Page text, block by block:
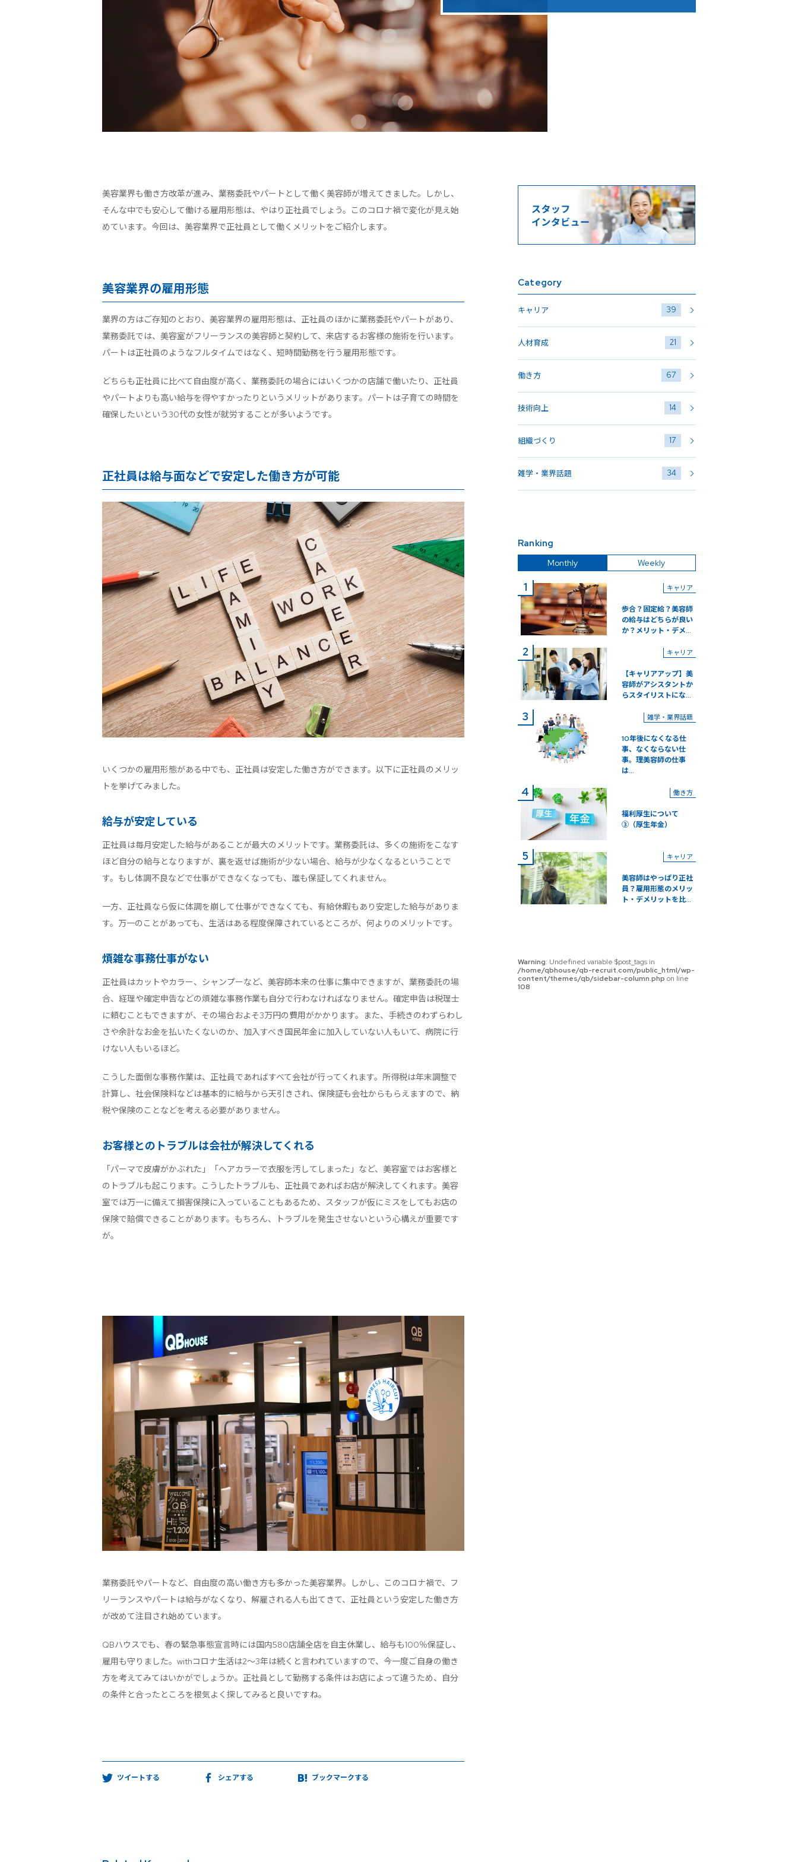
美容業界も働き方改革が進み、業務委託やパートとして働く美容師が増えてきました。しかし、
そんな中でも安心して働ける雇用形態は、やはり正社員でしょう。このコロナ禍で変化が見え始
めています。今回は、美容業界で正社員として働くメリットをご紹介します。
美容業界の雇用形態
業界の方はご存知のとおり、美容業界の雇用形態は、正社員のほかに業務委託やパートがあり、
業務委託では、美容室がフリーランスの美容師と契約して、来店するお客様の施術を行います。
パートは正社員のようなフルタイムではなく、短時間勤務を行う雇用形態です。
どちらも正社員に比べて自由度が高く、業務委託の場合にはいくつかの店舗で働いたり、正社員
やパートよりも高い給与を得やすかったりというメリットがあります。パートは子育ての時間を
確保したいという30代の女性が就労することが多いようです。
正社員は給与面などで安定した働き方が可能
いくつかの雇用形態がある中でも、正社員は安定した働き方ができます。以下に正社員のメリッ
トを挙げてみました。
給与が安定している
正社員は毎月安定した給与があることが最大のメリットです。業務委託は、多くの施術をこなす
ほど自分の給与となりますが、裏を返せば施術が少ない場合、給与が少なくなるということで
す。もし体調不良などで仕事ができなくなっても、誰も保証してくれません。
一方、正社員なら仮に体調を崩して仕事ができなくても、有給休暇もあり安定した給与がありま
す。万一のことがあっても、生活はある程度保障されているところが、何よりのメリットです。
煩雑な事務仕事がない
正社員はカットやカラー、シャンプーなど、美容師本来の仕事に集中できますが、業務委託の場
合、経理や確定申告などの煩雑な事務作業も自分で行わなければなりません。確定申告は税理士
に頼むこともできますが、その場合およそ3万円の費用がかかります。また、手続きのわずらわし
さや余計なお金を払いたくないのか、加入すべき国民年金に加入していない人もいて、病院に行
けない人もいるほど。
こうした面倒な事務作業は、正社員であればすべて会社が行ってくれます。所得税は年末調整で
計算し、社会保険料などは基本的に給与から天引きされ、保険証も会社からもらえますので、納
税や保険のことなどを考える必要がありません。
お客様とのトラブルは会社が解決してくれる
「パーマで皮膚がかぶれた」「ヘアカラーで衣服を汚してしまった」など、美容室ではお客様と
のトラブルも起こります。こうしたトラブルも、正社員であればお店が解決してくれます。美容
室では万一に備えて損害保険に入っていることもあるため、スタッフが仮にミスをしてもお店の
保険で賠償できることがあります。もちろん、トラブルを発生させないという心構えが重要です
が。
業務委託やパートなど、自由度の高い働き方も多かった美容業界。しかし、このコロナ禍で、フ
リーランスやパートは給与がなくなり、解雇される人も出てきて、正社員という安定した働き方
が改めて注目され始めています。
QBハウスでも、春の緊急事態宣言時には国内580店舗全店を自主休業し、給与も100％保証し、
雇用も守りました。withコロナ生活は2～3年は続くと言われていますので、今一度ご自身の働き
方を考えてみてはいかがでしょうか。正社員として勤務する条件はお店によって違うため、自分
の条件と合ったところを根気よく探してみると良いですね。
ツイートする シェアする ブックマークする
Category
キャリア 39
人材育成 21
働き方 67
技術向上 14
組織づくり 17
雑学・業界話題 34
Ranking
Monthly Weekly
キャリア
歩合？固定給？美容師
の給与はどちらが良い
か？メリット・デメ...
キャリア
【キャリアアップ】美
容師がアシスタントか
らスタイリストにな...
雑学・業界話題
10年後になくなる仕
事、なくならない仕
事。理美容師の仕事
は...
働き方
福利厚生について
③（厚生年金）
キャリア
美容師はやっぱり正社
員？雇用形態のメリッ
ト・デメリットを比...
Warning: Undefined variable $post_tags in
/home/qbhouse/qb-recruit.com/public_html/wp-
content/themes/qb/sidebar-column.php on line
108